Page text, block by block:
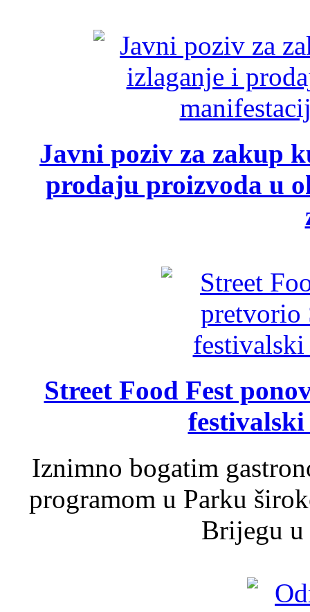
Javni poziv za zakup
prodaju proizvoda u
Street Food Fest
Iznimno bogatim
programom u Parku
Brijegu u